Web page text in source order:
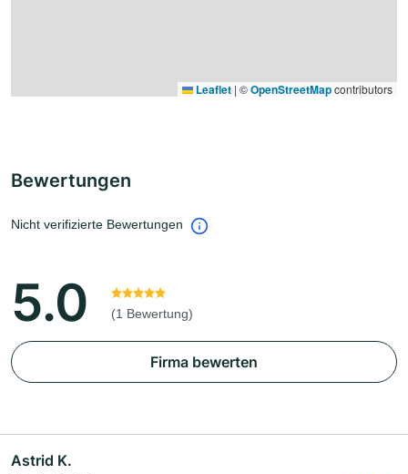
Leaflet | ©OpenStreetMapcontributors
Bewertungen
Nicht verifizierte Bewertungen
5.0 (1 Bewertung)
Firma bewerten
Astrid K.